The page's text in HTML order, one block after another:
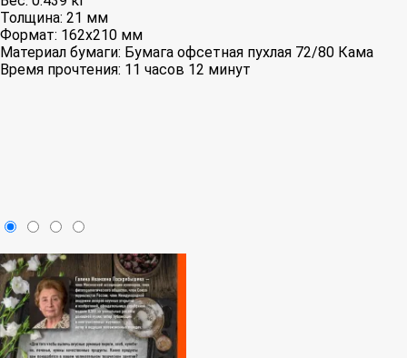
Толщина: 21 мм
Формат: 162x210 мм
Материал бумаги: Бумага офсетная пухлая 72/80 Кама
Время прочтения: 11 часов 12 минут